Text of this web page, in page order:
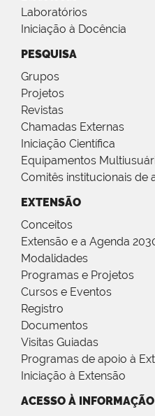
Laboratórios
Iniciação à Docência
PESQUISA
Grupos
Projetos
Revistas
Chamadas Externas
Iniciação Científica
Equipamentos
Comitês institucionais de
EXTENSÃO
Conceitos
Extensão e a Agenda
Modalidades
Programas e Projetos
Cursos e Eventos
Registro
Documentos
Visitas Guiadas
Programas de apoio à
Iniciação à Extensão
ACESSO À INFORMAÇÃO